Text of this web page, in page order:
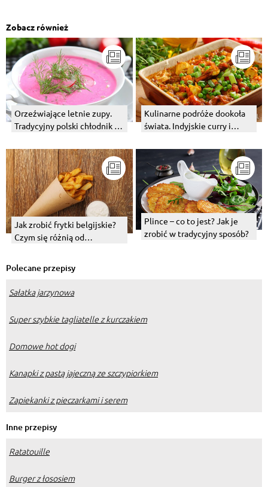
Zobacz również
Orzeźwiające letnie zupy.
Tradycyjny polski chłodnik z
Kulinarne podróże dookoła
świata. Indyjskie curry i
Jak zrobić frytki belgijskie?
Czym się różnią od
Plince – co to jest? Jak je
zrobić w tradycyjny sposób?
Polecane przepisy
Sałatka jarzynowa
Super szybkie tagliatelle z kurczakiem
Domowe hot dogi
Kanapki z pastą jajeczną ze szczypiorkiem
Zapiekanki z pieczarkami i serem
Inne przepisy
Ratatouille
Burger z łososiem